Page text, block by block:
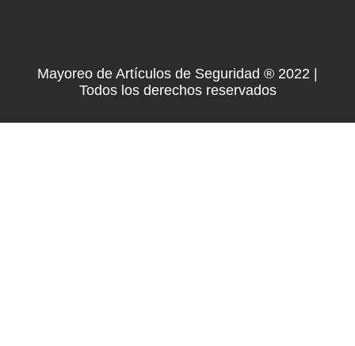
Mayoreo de Artículos de Seguridad ® 2022 |
Todos los derechos reservados